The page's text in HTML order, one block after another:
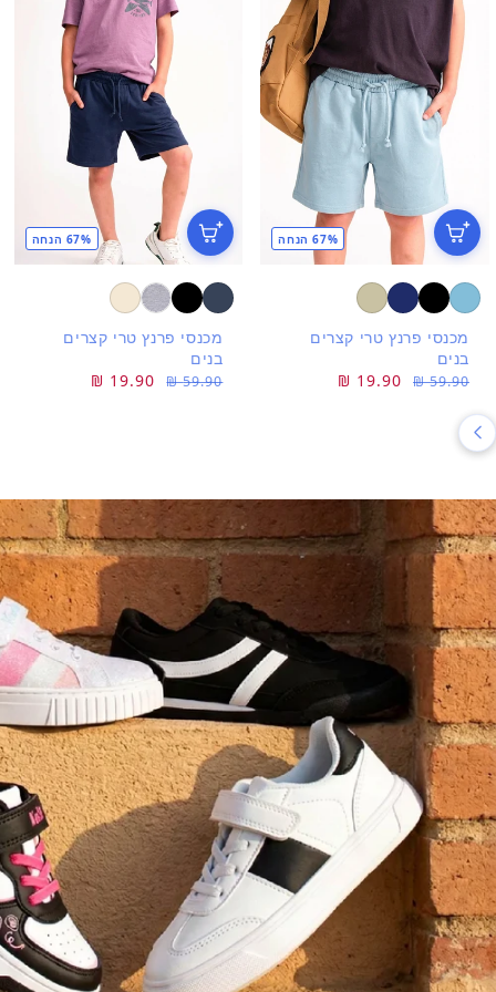
67% הנחה
מכנסי פרנץ טרי קצרים
בנים
מחיר
59.90 ₪
מחיר
19.90 ₪
67% הנחה
מכנסי פרנץ טרי קצרים
בנים
מחיר
59.90 ₪
מחיר
19.90 ₪